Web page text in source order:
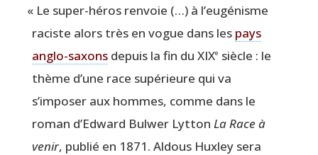
« Le super-héros ren­voie (…) à l’eugénisme
raciste alors très en vogue dans les pays
anglo-saxonsdepuis la fin du XIXe siècle : le
thème d’une race supé­rieure qui va
s’imposer aux hommes, comme dans le
roman d’Edward Bul­wer Lyt­ton La Race à
venir, publié en 1871. Aldous Hux­ley sera